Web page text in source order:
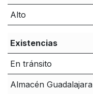
Alto
Existencias
En tránsito
Almacén Guadalajara